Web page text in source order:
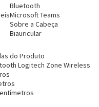
Bluetooth
Microsoft Teams
Sobre a Cabeça
Biauricular
do Produto
Logitech Zone Wireless
s
s
s